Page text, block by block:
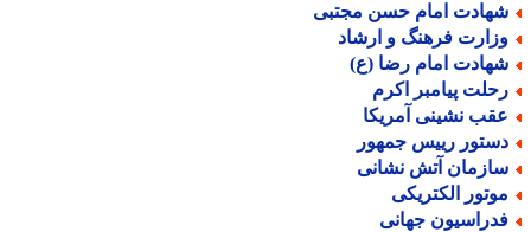
امام حسن مجتبی
فرهنگ و ارشاد
امام رضا (ع)
پیامبر اکرم
نشینی آمریکا
رییس جمهور
آتش نشانی
الکتریکی
جهانی